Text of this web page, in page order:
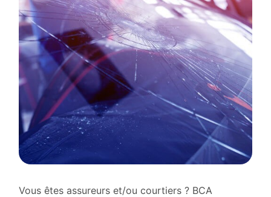
Vous êtes assureurs et/ou courtiers ? BCA